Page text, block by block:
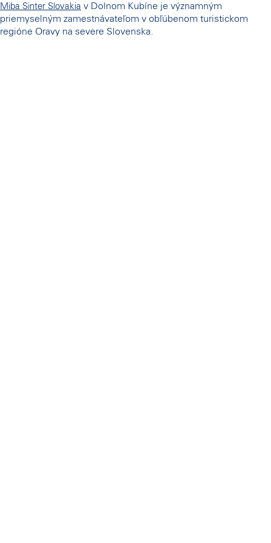
Miba Sinter Slovakia v Dolnom Kubíne je významným
priemyselným zamestnávateľom v obľúbenom turistickom
regióne Oravy na severe Slovenska.